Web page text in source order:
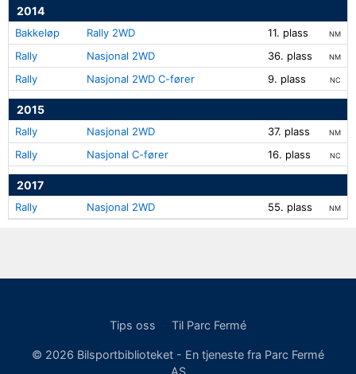
2014
Bakkeløp Rally 2WD 11. plass NM
Rally Nasjonal 2WD 36. plass NM
Rally Nasjonal 2WD C-fører 9. plass NC
2015
Rally Nasjonal 2WD 37. plass NM
Rally Nasjonal C-fører 16. plass NC
2017
Rally Nasjonal 2WD 55. plass NM
Tips oss · Til Parc Fermé
© 2026 Bilsportbiblioteket - En tjeneste fra Parc Fermé
AS